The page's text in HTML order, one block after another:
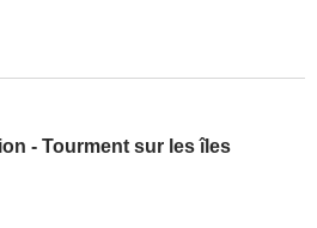
- Tourment sur les îles